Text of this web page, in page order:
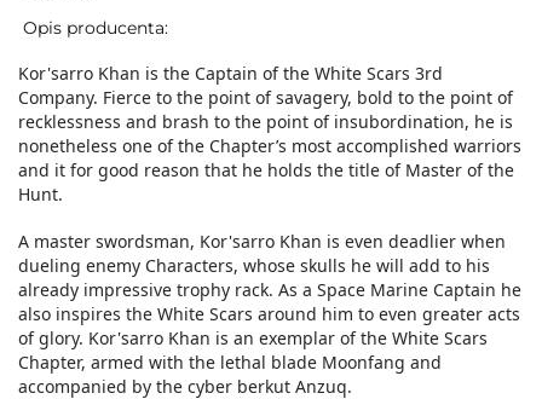
Opis producenta:
Kor'sarro Khan is the Captain of the White Scars 3rd
Company. Fierce to the point of savagery, bold to the point of
recklessness and brash to the point of insubordination, he is
nonetheless one of the Chapter’s most accomplished warriors
and it for good reason that he holds the title of Master of the
Hunt.
A master swordsman, Kor'sarro Khan is even deadlier when
dueling enemy Characters, whose skulls he will add to his
already impressive trophy rack. As a Space Marine Captain he
also inspires the White Scars around him to even greater acts
of glory. Kor'sarro Khan is an exemplar of the White Scars
Chapter, armed with the lethal blade Moonfang and
accompanied by the cyber berkut Anzuq.